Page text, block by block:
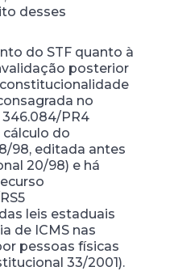
desses
do STF quanto à
posterior
no
PR4
do
98, editada antes
20/98) e há
leis estaduais
de ICMS nas
pessoas físicas
33/2001).